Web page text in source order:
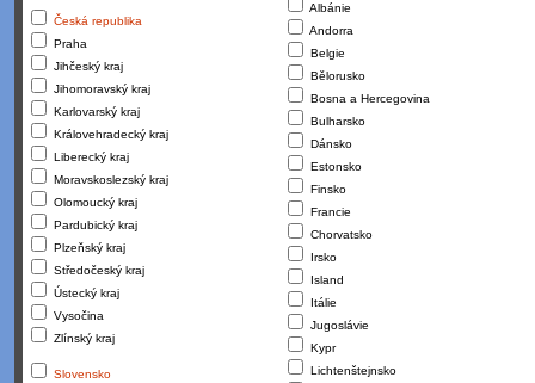
Česká republika
Praha
Jihčeský kraj
Jihomoravský kraj
Karlovarský kraj
Královehradecký kraj
Liberecký kraj
Moravskoslezský kraj
Olomoucký kraj
Pardubický kraj
Plzeňský kraj
Středočeský kraj
Ústecký kraj
Vysočina
Zlínský kraj
Slovensko
Albánie
Andorra
Belgie
Bělorusko
Bosna a Hercegovina
Bulharsko
Dánsko
Estonsko
Finsko
Francie
Chorvatsko
Irsko
Island
Itálie
Jugoslávie
Kypr
Lichtenštejnsko